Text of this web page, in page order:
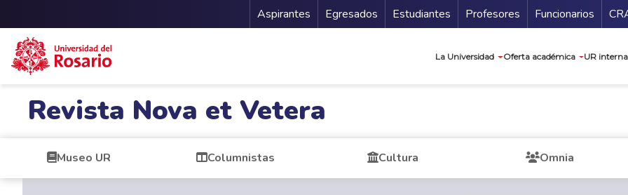
Menu Secundario
Aspirantes Egresados Estudiantes Profesores Funcionarios
La Universidad Oferta académica UR
Revista Nova et Vetera
Museo UR Columnistas Cultura Omnia